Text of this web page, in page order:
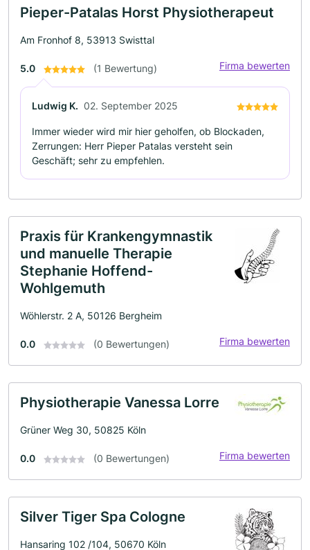
Pieper-Patalas Horst Physiotherapeut
Am Fronhof 8, 53913 Swisttal
5.0 (1 Bewertung) Firma bewerten
Ludwig K. 02. September 2025
Immer wieder wird mir hier geholfen, ob Blockaden,
Zerrungen: Herr Pieper Patalas versteht sein
Geschäft; sehr zu empfehlen.
Praxis für Krankengymnastik
und manuelle Therapie
Stephanie Hoffend-
Wohlgemuth
Wöhlerstr. 2 A, 50126 Bergheim
0.0 (0 Bewertungen) Firma bewerten
Physiotherapie Vanessa Lorre
Grüner Weg 30, 50825 Köln
0.0 (0 Bewertungen) Firma bewerten
Silver Tiger Spa Cologne
Hansaring 102 /104, 50670 Köln